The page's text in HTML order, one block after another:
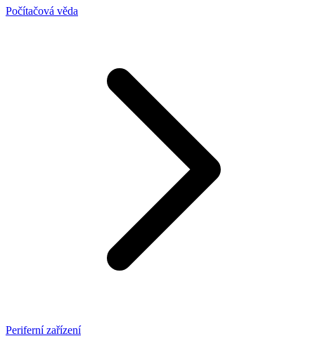
Počítačová věda
Periferní zařízení